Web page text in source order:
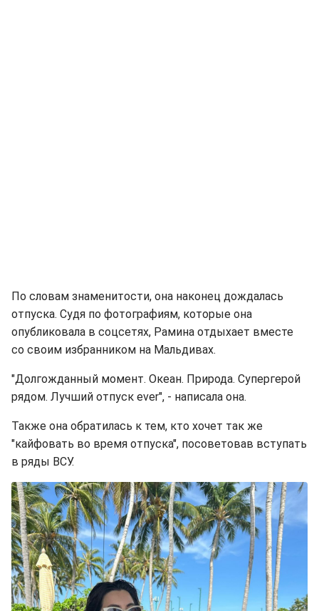
По словам знаменитости, она наконец дождалась
отпуска. Судя по фотографиям, которые она
опубликовала в соцсетях, Рамина отдыхает вместе
со своим избранником на Мальдивах.
"Долгожданный момент. Океан. Природа. Супергерой
рядом. Лучший отпуск ever", - написала она.
Также она обратилась к тем, кто хочет так же
"кайфовать во время отпуска", посоветовав вступать
в ряды ВСУ.